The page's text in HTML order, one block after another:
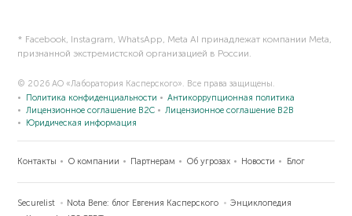
* Facebook, Instagram, WhatsApp, Meta AI принадлежат компании Meta,
признанной экстремистской организацией в России.
© 2026 АО «Лаборатория Касперского». Все права защищены.
Политика конфиденциальности
Антикоррупционная политика
Лицензионное соглашение B2C
Лицензионное соглашение B2B
Юридическая информация
Контакты О компании Партнерам Об угрозах Новости Блог
Securelist Nota Bene: блог Евгения Касперского
Энциклопедия